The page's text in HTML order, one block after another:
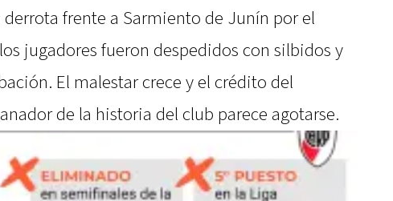
derrota frente a Sarmiento de Junín por el
jugadores fueron despedidos con silbidos y
El malestar crece y el crédito del
de la historia del club parece agotarse.